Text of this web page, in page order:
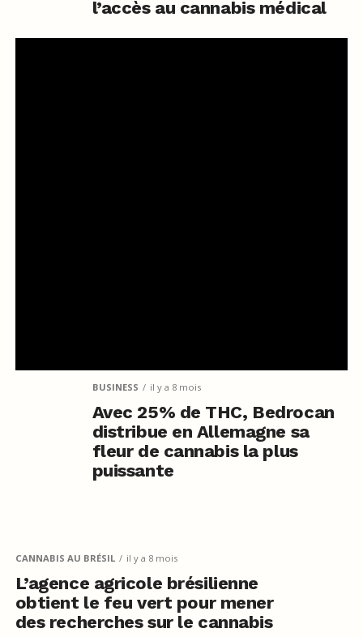
l’accès au cannabis médical
BUSINESS il y a 8 mois
Avec 25% de THC, Bedrocan
distribue en Allemagne sa
fleur de cannabis la plus
puissante
CANNABIS AU BRÉSIL il y a 8 mois
L’agence agricole brésilienne
obtient le feu vert pour mener
des recherches sur le cannabis